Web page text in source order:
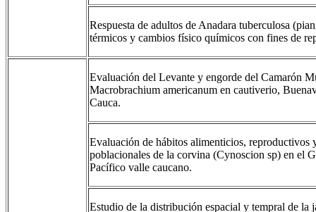
Respuesta de adultos de Anadara tuberculosa
térmicos y cambios físico químicos con fines de
Evaluación del Levante y engorde del Camarón
Macrobrachium americanum en cautiverio,
Cauca.
Evaluación de hábitos alimenticios, reproductivos
poblacionales de la corvina (Cynoscion sp) en el
Pacífico valle caucano.
Estudio de la distribución espacial y tempral de la